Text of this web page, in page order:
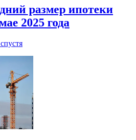
размер ипотеки
2025 года